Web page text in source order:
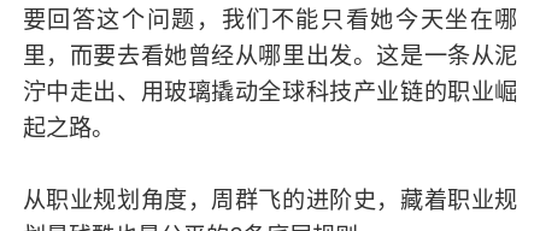
要回答这个问题，我们不能只看她今天坐在哪
里，而要去看她曾经从哪里出发。这是一条从泥
泞中走出、用玻璃撬动全球科技产业链的职业崛
起之路。
从职业规划角度，周群飞的进阶史，藏着职业规